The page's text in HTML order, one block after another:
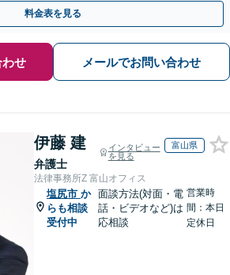
料金表を見る
せ メールでお問い合わせ
伊藤 建
弁護士
インタビュー
を見る
富山県
法律事務所Z 富山オフィス
塩尻市 か
らも相談
受付中
面談方法(対面・電
話・ビデオなど)は
応相談
営業時
間：本日
定休日